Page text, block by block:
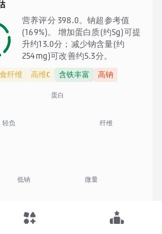
营养评分 398.0。钠超参考值
(169%)。 增加蛋白质(约5g)可提
升约13.0分；减少钠含量(约
254mg)可改善约5.3分。
纤维 高维C 含铁丰富 高钠
蛋白
纤维
微量
低钠
轻负